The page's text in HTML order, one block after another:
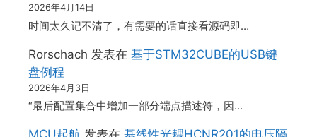
2026年4月14日
时间太久记不清了，有需要的话直接看源码即…
Rorschach 发表在 基于STM32CUBE的USB键
盘例程
2026年4月3日
“最后配置集合中增加一部分端点描述符，因…